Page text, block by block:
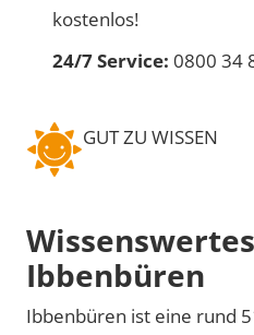
kostenlos!
24/7 Service: 0800 34
GUT ZU WISSEN
Ibbenbüren
Ibbenbüren ist eine rund